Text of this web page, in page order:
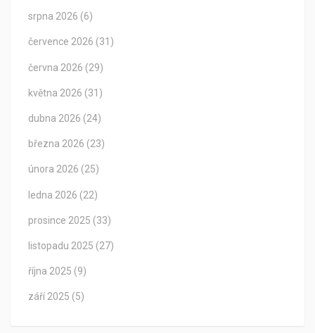
srpna 2026 (6)
července 2026 (31)
června 2026 (29)
května 2026 (31)
dubna 2026 (24)
března 2026 (23)
února 2026 (25)
ledna 2026 (22)
prosince 2025 (33)
listopadu 2025 (27)
října 2025 (9)
září 2025 (5)